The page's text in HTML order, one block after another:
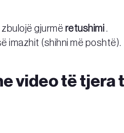
gjurmë retushimi .
imazhit (shihni më poshtë).
video të tjera